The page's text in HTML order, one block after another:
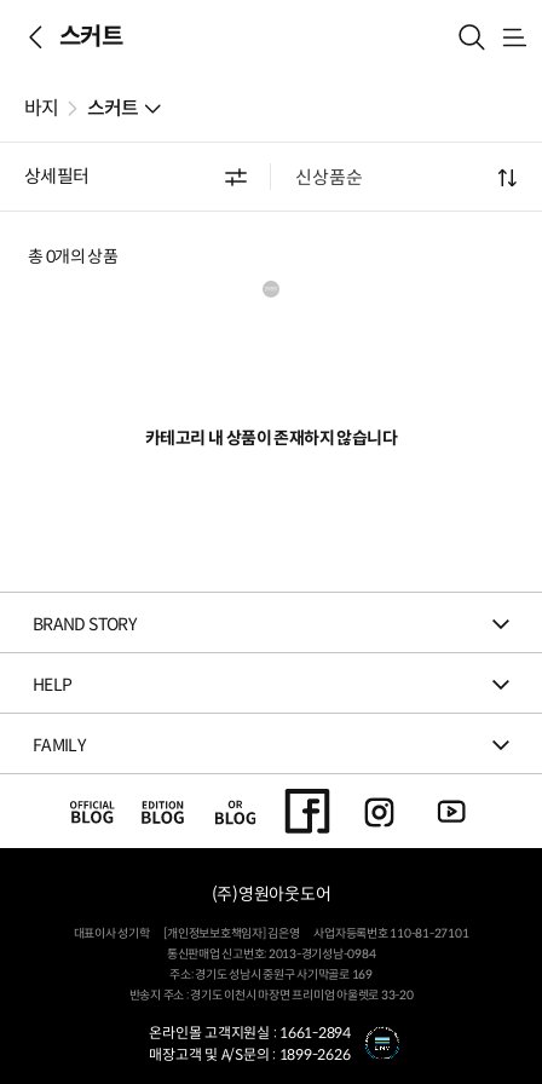
스커트
메
바지 스커트
상세필터
총 0개의 상품
카테고리 내 상품이 존재하지 않습니다
BRAND STORY
HELP
FAMILY
(주)영원아웃도어
대표이사 성기학 [개인정보보호책임자] 김은영
사업자등록번호 110-81-27101
통신판매업 신고번호: 2013-경기성남-0984
주소: 경기도 성남시 중원구 사기막골로 169
반송지 주소 : 경기도 이천시 마장면 프리미엄 아울렛로 33-20
온라인몰 고객지원실 : 1661-2894
매장고객 및 A/S문의 : 1899-2626